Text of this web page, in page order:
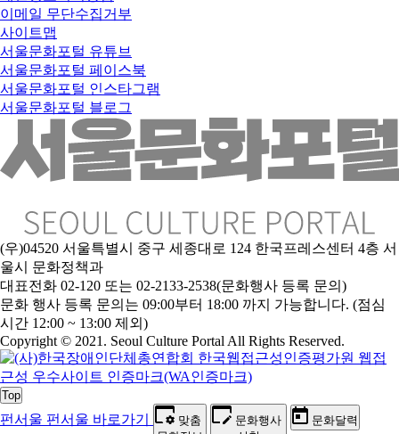
이메일 무단수집거부
사이트맵
서울문화포털 유튜브
서울문화포털 페이스북
서울문화포털 인스타그램
서울문화포털 블로그
(우)04520 서울특별시 중구 세종대로 124 한국프레스센터 4층 서
울시 문화정책과
대표전화 02-120 또는 02-2133-2538(문화행사 등록 문의)
문화 행사 등록 문의는 09:00부터 18:00 까지 가능합니다. (점심
시간 12:00 ~ 13:00 제외)
Copyright © 2021. Seoul Culture Portal All Rights Reserved.
Top
펀서울 펀서울 바로가기
맞춤
문화행사
문화달력